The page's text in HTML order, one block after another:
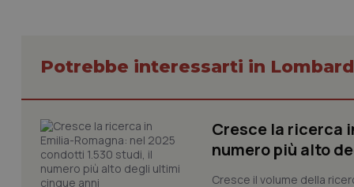
Potrebbe interessarti in
Cresce la ricerca
numero più alto
Cresce il volume della
Nome